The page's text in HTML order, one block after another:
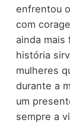
enfrentou
com
ainda mais
história
mulheres
durante a
um
sempre a